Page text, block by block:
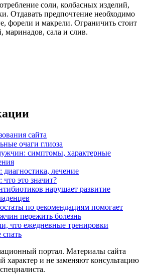
соли, колбасных изделий,
Отдавать предпочтение необходимо
форели и макрели. Ограничить стоит
маринадов, сала и слив.
сайта
очаги глиоза
симптомы, характерные
диагностика, лечение
это значит?
нарушает развитие
по рекомендациям помогает
пережить болезнь
что ежедневные тренировки
портал. Материалы сайта
характер и не заменяют консультацию